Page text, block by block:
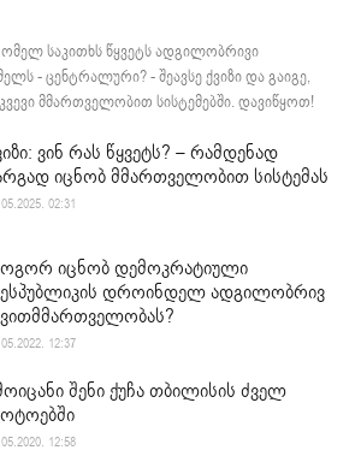
საკითხს წყვეტს ადგილობრივი
- ცენტრალური? - შეავსე ქვიზი და გაიგე,
მმართველობით სისტემებში. დავიწყოთ!
ვინ რას წყვეტს? – რამდენად
იცნობ მმართველობით სისტემას
02:31
იცნობ დემოკრატიული
დროინდელ ადგილობრივ
12:37
შენი ქუჩა თბილისის ძველ
12:58